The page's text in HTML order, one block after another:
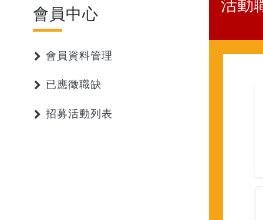
會員中心
會員資料管理
已應徵職缺
招募活動列表